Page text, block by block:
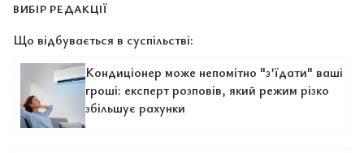
ВИБІР РЕДАКЦІЇ
Що відбувається в суспільстві:
Кондиціонер може непомітно "з’їдати" ваші
гроші: експерт розповів, який режим різко
збільшує рахунки